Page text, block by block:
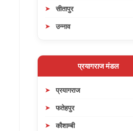
सीतापुर
उन्नाव
प्रयागराज मंडल
प्रयागराज
फतेहपुर
कौशाम्बी